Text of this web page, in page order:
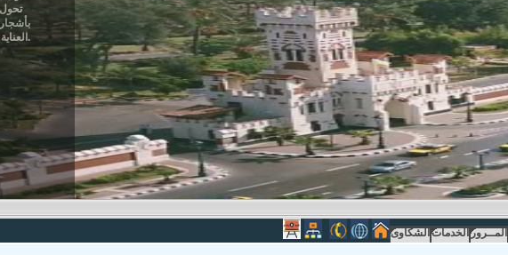
المــرور الخدمات الشكاوى